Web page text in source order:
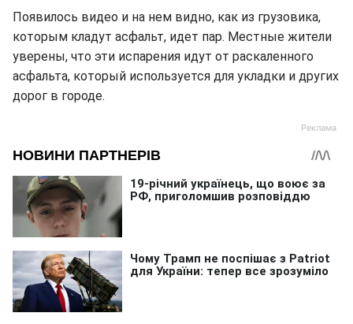
Появилось видео и на нем видно, как из грузовика,
которым кладут асфальт, идет пар. Местные жители
уверены, что эти испарения идут от раскаленного
асфальта, который используется для укладки и других
дорог в городе.